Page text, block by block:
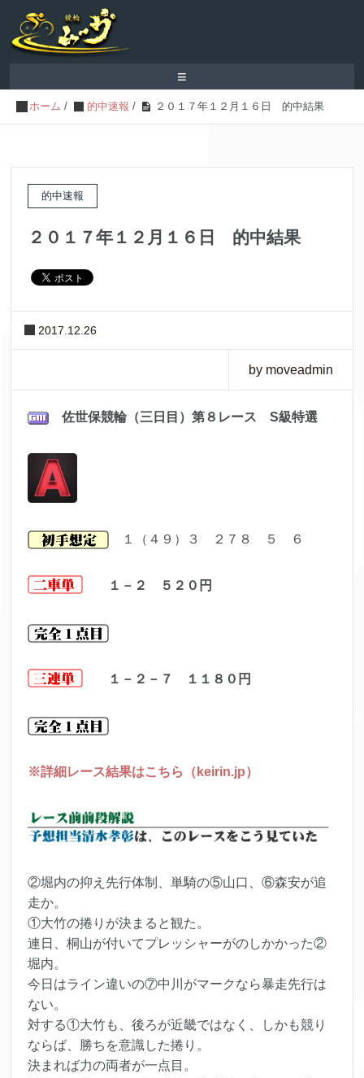
≡
ホーム / 的中速報 / ２０１７年１２月１６日 的中結果
的中速報
２０１７年１２月１６日 的中結果
2017.12.26
by moveadmin
佐世保競輪（三日目）第８レース S級特選
１（４９）３ ２７８ ５ ６
１－２ ５２０ 円
１－２－７ １１８０ 円
※詳細レース結果はこちら（keirin.jp）
②堀内の抑え先行体制、単騎の⑤山口、⑥森安が追
走か。
①大竹の捲りが決まると観た。
連日、桐山が付いてプレッシャーがのしかかった②
堀内。
今日はライン違いの⑦中川がマークなら暴走先行は
ない。
対する①大竹も、後ろが近畿ではなく、しかも競り
ならば、勝ちを意識した捲り。
決まれば力の両者が一点目。